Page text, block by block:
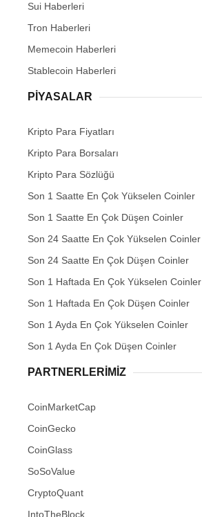
Sui Haberleri
Tron Haberleri
Memecoin Haberleri
Stablecoin Haberleri
PIYASALAR
Kripto Para Fiyatları
Kripto Para Borsaları
Kripto Para Sözlüğü
Son 1 Saatte En Çok Yükselen Coinler
Son 1 Saatte En Çok Düşen Coinler
Son 24 Saatte En Çok Yükselen Coinler
Son 24 Saatte En Çok Düşen Coinler
Son 1 Haftada En Çok Yükselen Coinler
Son 1 Haftada En Çok Düşen Coinler
Son 1 Ayda En Çok Yükselen Coinler
Son 1 Ayda En Çok Düşen Coinler
PARTNERLERIMIZ
CoinMarketCap
CoinGecko
CoinGlass
SoSoValue
CryptoQuant
IntoTheBlock